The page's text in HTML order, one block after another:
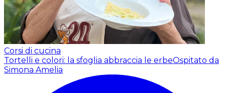
Corsi di cucina
Tortelli e colori: la sfoglia abbraccia le erbeOspitato da
Simona Amelia